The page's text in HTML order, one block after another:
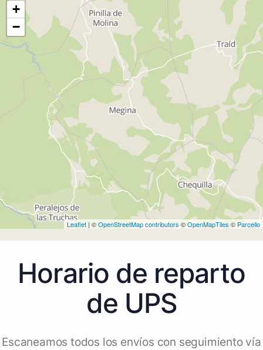
+
−
Leaflet | ©OpenStreetMap contributors ©OpenMapTiles © Parcello
Horario de reparto
de UPS
Escaneamos todos los envíos con seguimiento vía